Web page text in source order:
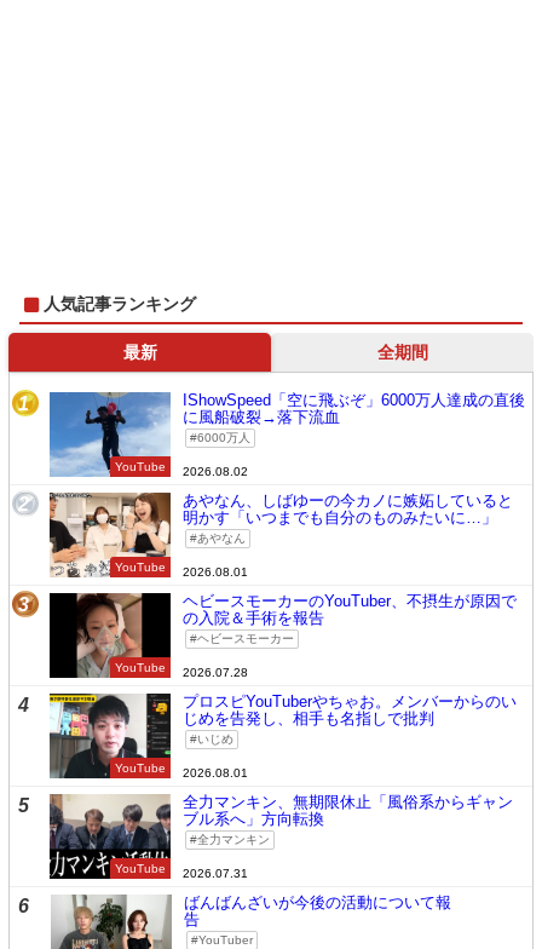
人気記事ランキング
最新 全期間
1
YouTube
IShowSpeed「空に飛ぶぞ」6000万人達成の直後
に風船破裂→落下流血
6000万人
2026.08.02
2
YouTube
あやなん、しばゆーの今カノに嫉妬していると
明かす「いつまでも自分のものみたいに…」
あやなん
2026.08.01
3
YouTube
ヘビースモーカーのYouTuber、不摂生が原因で
の入院＆手術を報告
ヘビースモーカー
2026.07.28
4
YouTube
プロスピYouTuberやちゃお。メンバーからのい
じめを告発し、相手も名指しで批判
いじめ
2026.08.01
5
YouTube
全力マンキン、無期限休止「風俗系からギャン
ブル系へ」方向転換
全力マンキン
2026.07.31
6
ばんばんざいが今後の活動について報
告
YouTuber